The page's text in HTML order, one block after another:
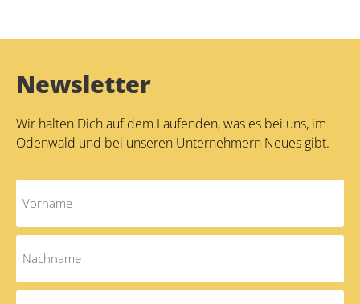
Newsletter
Wir halten Dich auf dem Laufenden, was es bei uns, im
Odenwald und bei unseren Unternehmern Neues gibt.